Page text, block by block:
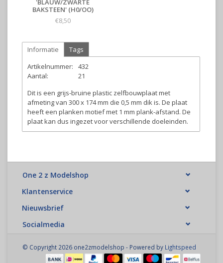
'BLAUW/ZWARTE
BAKSTEEN' (H0/OO)
€8,50
Informatie
Tags
Artikelnummer:
432
Aantal:
21
Dit is een grijs-bruine plastic zelfbouwplaat met
afmeting van 300 x 174 mm die 0,5 mm dik is. De plaat
heeft een planken motief met 1 mm plank-afstand. De
plaat kan dus ingezet voor verschillende doeleinden.
One 2 z Modelshop
Klantenservice
Nieuwsbrief
Socialmedia
© Copyright 2026 one2zmodelshop - Powered by Lightspeed